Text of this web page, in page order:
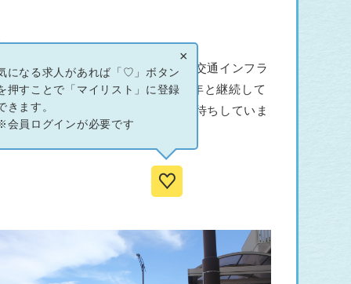
。
、新しく戦力となる仲間を求め、交通インフラ
願っています。この先50年・100年と継続して
いただける皆様の応募を心よりお待ちしていま
×
になる求人があれば「♡」ボタン
押すことで「マイリスト」に登録
きます。
会員ログインが必要です